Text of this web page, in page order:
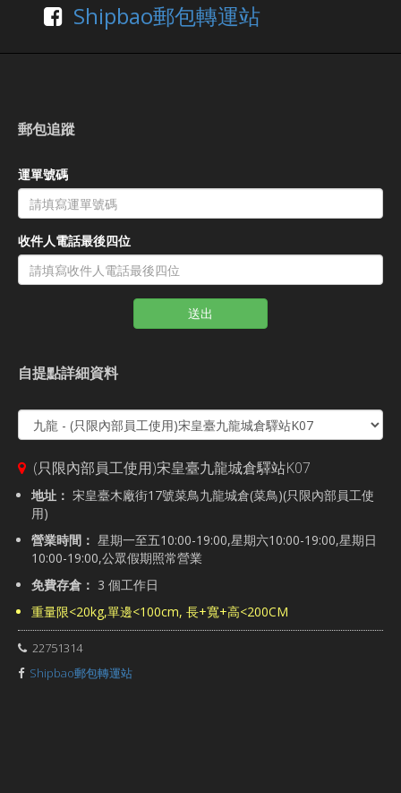
Shipbao郵包轉運站
郵包追蹤
運單號碼
收件人電話最後四位
送出
自提點詳細資料
(只限內部員工使用)宋皇臺九龍城倉驛站K07
地址： 宋皇臺木廠街17號菜鳥九龍城倉(菜鳥)(只限內部員工使
用)
營業時間： 星期一至五10:00-19:00,星期六10:00-19:00,星期日
10:00-19:00,公眾假期照常營業
免費存倉： 3 個工作日
重量限<20kg,單邊<100cm, 長+寬+高<200CM
22751314
Shipbao郵包轉運站